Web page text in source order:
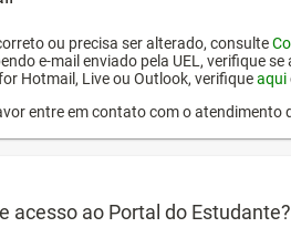
ou precisa ser alterado, consulte
e-mail enviado pela UEL, verifique
Hotmail, Live ou Outlook, verifiqueaqui
entre em contato com o atendimento
acesso ao Portal do Estudante?